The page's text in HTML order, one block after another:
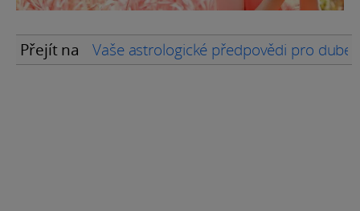
Přejít na Vaše astrologické předpovědi pro